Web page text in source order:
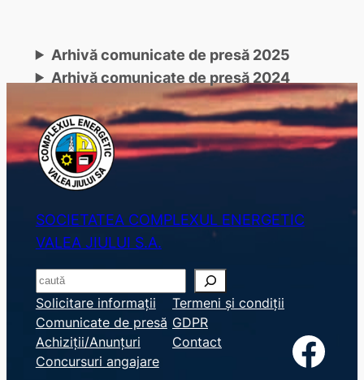
Arhivă comunicate de presă 2025
Arhivă comunicate de presă 2024
SOCIETATEA COMPLEXUL ENERGETIC
VALEA JIULUI S.A.
S
e
a
r
c
Solicitare informații
Comunicate de presă
Achiziții/Anunțuri
Concursuri angajare
Termeni și condiții
GDPR
Contact
Facebook